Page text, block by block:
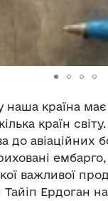
країна
країн
до авіаційних
важливої
Ердоган на